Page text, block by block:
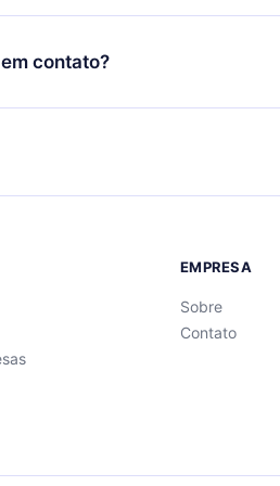
do 12min, você pode
cobrança não ocorrerá.
contato?
support@12min.com.
EMPRESA
Sobre
Contato